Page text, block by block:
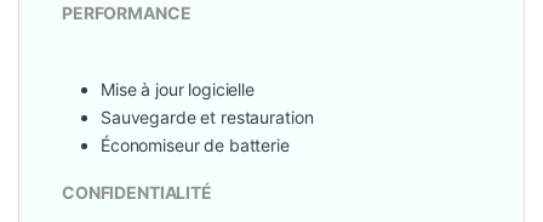
PERFORMANCE
Mise à jour logicielle
Sauvegarde et restauration
Économiseur de batterie
CONFIDENTIALITÉ